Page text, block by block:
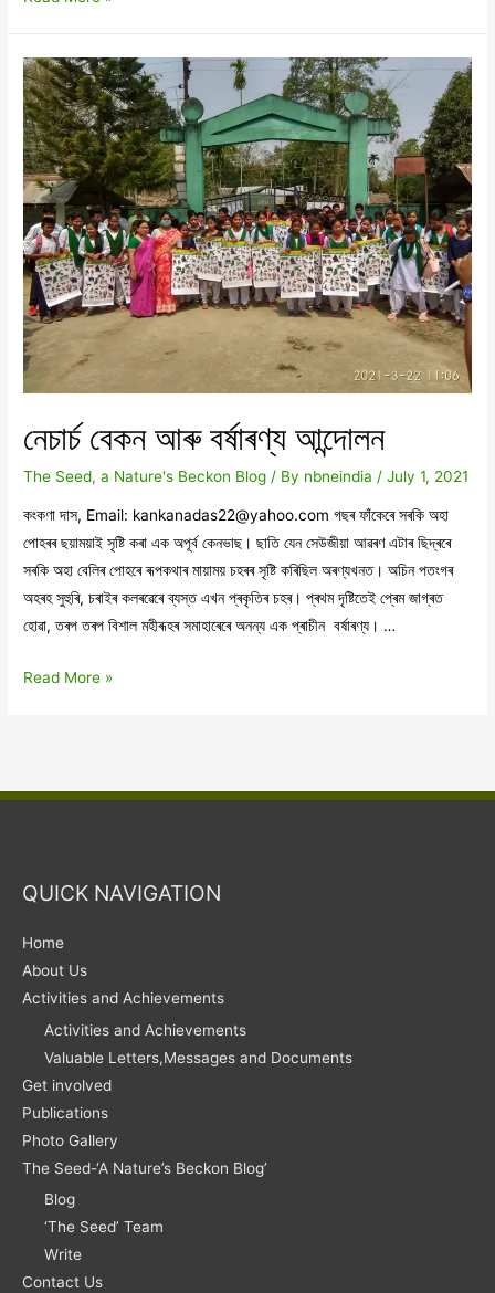
NEED
IT
NOW
নেচাৰ্চ বেকন আৰু বৰ্ষাৰণ্য আন্দোলন
The Seed, a Nature's Beckon Blog / By nbneindia /July 1, 2021
কংকণা দাস, Email: kankanadas22@yahoo.com গছৰ ফাঁকেৰে সৰকি অহা
পোহৰৰ ছয়াময়াই সৃষ্টি কৰা এক অপূৰ্ব কেনভাছ। ছাতি যেন সেউজীয়া আৱৰণ এটাৰ ছিদ্ৰৰে
সৰকি অহা বেলিৰ পোহৰে ৰূপকথাৰ মায়াময় চহৰৰ সৃষ্টি কৰিছিল অৰণ্যখনত। অচিন পতংগৰ
অহৰহ সুহুৰি, চৰাইৰ কলৰৱেৰে ব্যস্ত এখন প্ৰকৃতিৰ চহৰ। প্ৰথম দৃষ্টিতেই প্ৰেম জাগ্ৰত
হোৱা, তৰপ তৰপ বিশাল মহীৰূহৰ সমাহাৰেৰে অনন্য এক প্ৰাচীন বৰ্ষাৰণ্য। …
নেচাৰ্চ
Read More »
QUICK NAVIGATION
Home
About Us
Activities and Achievements
Activities and Achievements
Valuable Letters,Messages and Documents
Get involved
Publications
Photo Gallery
The Seed-‘A Nature’s Beckon Blog’
Blog
‘The Seed’ Team
Write
Contact Us